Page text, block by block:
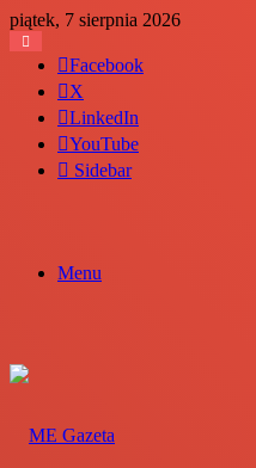
piątek, 7 sierpnia 2026
Facebook
X
LinkedIn
YouTube
Sidebar
Menu